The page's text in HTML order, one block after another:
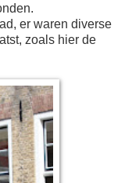
er waren diverse
zoals hier de